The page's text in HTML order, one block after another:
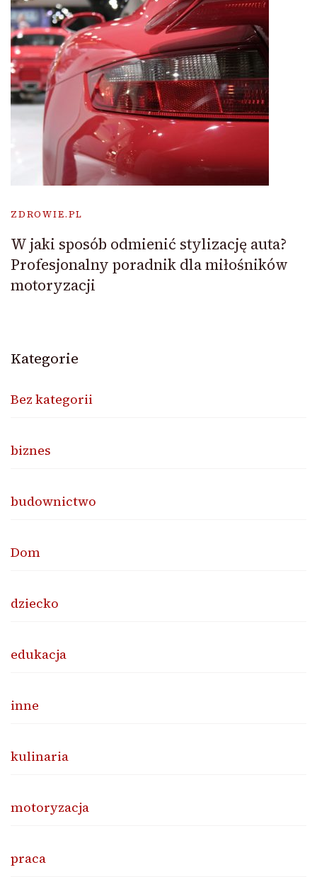
ZDROWIE.PL
W jaki sposób odmienić stylizację auta?
Profesjonalny poradnik dla miłośników
motoryzacji
Kategorie
Bez kategorii
biznes
budownictwo
Dom
dziecko
edukacja
inne
kulinaria
motoryzacja
praca